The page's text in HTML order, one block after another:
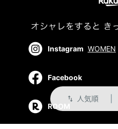
swap_vert 人気順
Instagram WOMEN
Facebook
ROOM